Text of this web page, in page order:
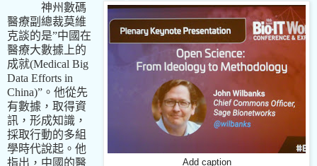
Add caption
神州數碼
醫療副總裁莫維
克談的是”中國在
醫療大數據上的
成就(Medical Big
Data Efforts in
China)” 。他從先
有數據，取得資
訊，形成知識，
採取行動的多組
學時代說起。他
指出，中國的醫